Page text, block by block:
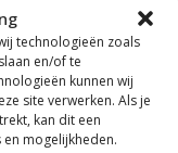
technologieën zoals
en/of te
kunnen wij
site verwerken. Als je
kan dit een
mogelijkheden.